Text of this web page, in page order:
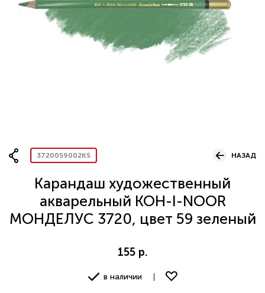
3720059002KS НАЗАД
Карандаш художественный
акварельный KOH-I-NOOR
МОНДЕЛУС 3720, цвет 59 зеленый
155 р.
в наличии
Вопрос по представительству